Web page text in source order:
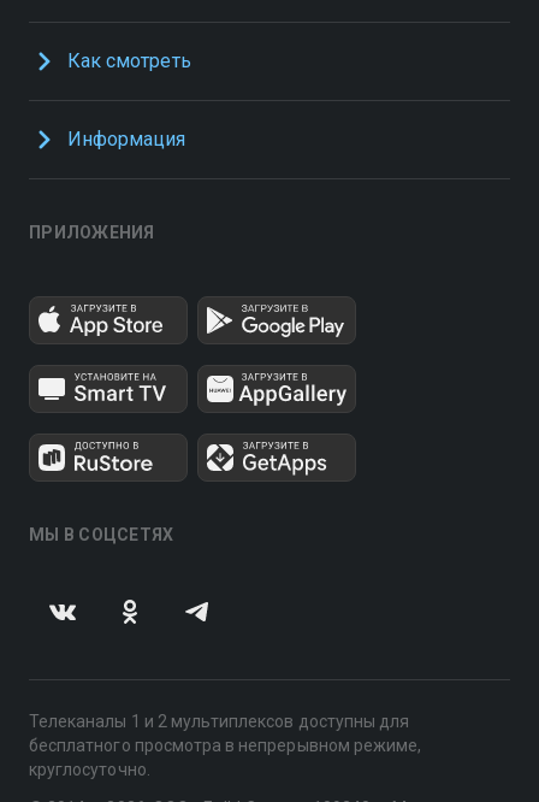
Как смотреть
Информация
ПРИЛОЖЕНИЯ
МЫ В СОЦСЕТЯХ
Телеканалы 1 и 2 мультиплексов доступны для
бесплатного просмотра в непрерывном режиме,
круглосуточно.